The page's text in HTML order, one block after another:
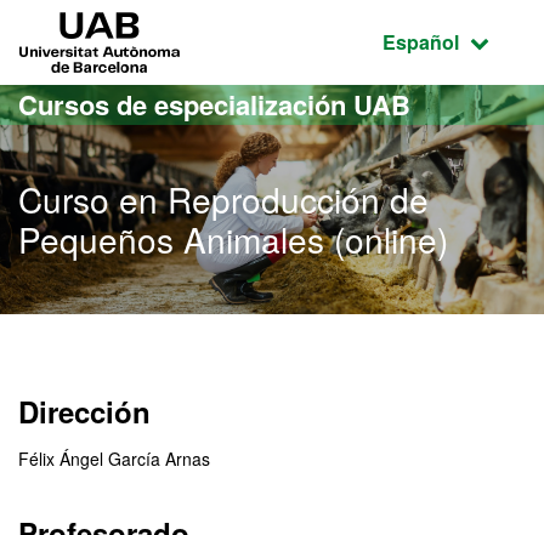
Acceso al contenido principal
Acceso a la navegación de la página
Idioma
Español
Cursos de especialización UAB
Curso en Reproducción de
Pequeños Animales (online)
Dirección
Félix Ángel García Arnas